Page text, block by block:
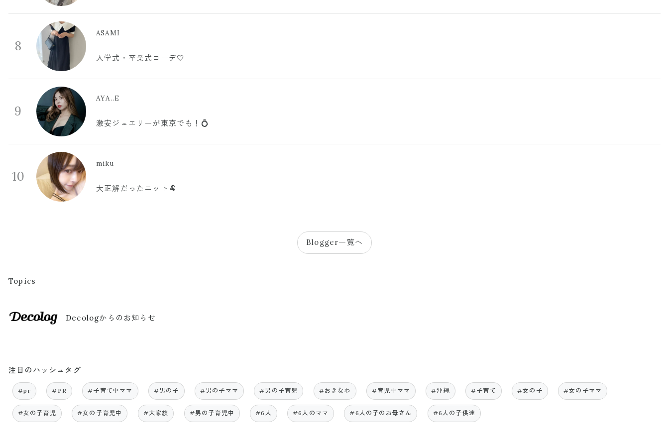
8
ASAMI
入学式・卒業式コーデ🤍
9
AYA..E
激安ジュエリーが東京でも！💍
10
miku
大正解だったニット🐏
Blogger一覧へ
Topics
Decologからのお知らせ
注目のハッシュタグ
#pr #PR #子育て中ママ #男の子 #男の子ママ #男の子育児 #おきなわ #育児中ママ #沖縄 #子育て #女の子 #女の子ママ
#女の子育児 #女の子育児中 #大家族 #男の子育児中 #6人 #6人のママ #6人の子のお母さん #6人の子供達